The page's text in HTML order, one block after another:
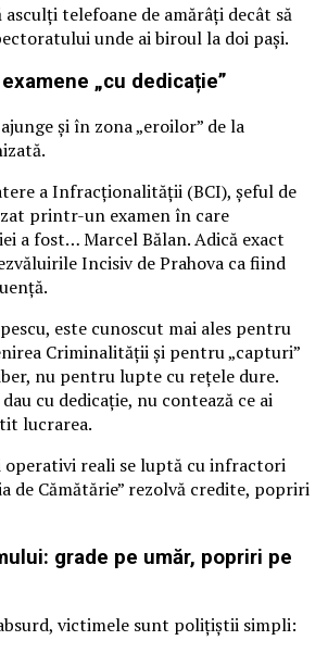
asculți telefoane de amărâți decât să
unde ai biroul la doi pași.
„cu dedicație”
și în zona „eroilor” de la
a Infracționalității (BCI), șeful de
printr-un examen în care
a fost… Marcel Bălan. Adică exact
Incisiv de Prahova ca fiind
este cunoscut mai ales pentru
Criminalității și pentru „capturi”
nu pentru lupte cu rețele dure.
cu dedicație, nu contează ce ai
lucrarea.
reali se luptă cu infractori
de Cămătărie” rezolvă credite, popriri
grade pe umăr, popriri pe
victimele sunt polițiștii simpli: